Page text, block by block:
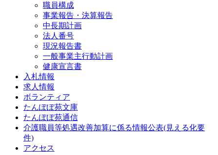
職員構成
事業報告・決算報告
中長期計画
法人番号
現況報告書
一般事業主行動計画
健康宣言書
入札情報
求人情報
ボランティア
たんぽぽ苑文庫
たんぽぽ苑通信
介護職員等処遇改善加算に係る情報公表(見える化要
件)
アクセス